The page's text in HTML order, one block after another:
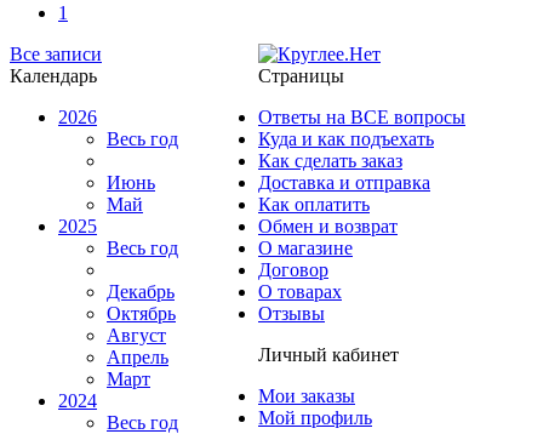
1
Все записи
Календарь
2026
Весь год
Июнь
Май
2025
Весь год
Декабрь
Октябрь
Август
Апрель
Март
2024
Весь год
Страницы
Ответы на ВСЕ вопросы
Куда и как подъехать
Как сделать заказ
Доставка и отправка
Как оплатить
Обмен и возврат
О магазине
Договор
О товарах
Отзывы
Личный кабинет
Мои заказы
Мой профиль